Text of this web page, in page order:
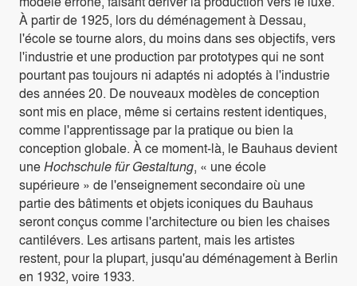
À partir de 1925, lors du déménagement à Dessau,
l'école se tourne alors, du moins dans ses objectifs, vers
l'industrie et une production par prototypes qui ne sont
pourtant pas toujours ni adaptés ni adoptés à l'industrie
des années 20. De nouveaux modèles de conception
sont mis en place, même si certains restent identiques,
comme l'apprentissage par la pratique ou bien la
conception globale. À ce moment-là, le Bauhaus devient
uneHochschule für Gestaltung, « une école
supérieure » de l'enseignement secondaire où une
partie des bâtiments et objets iconiques du Bauhaus
seront conçus comme l'architecture ou bien les chaises
cantilévers. Les artisans partent, mais les artistes
restent, pour la plupart, jusqu'au déménagement à Berlin
en 1932, voire 1933.